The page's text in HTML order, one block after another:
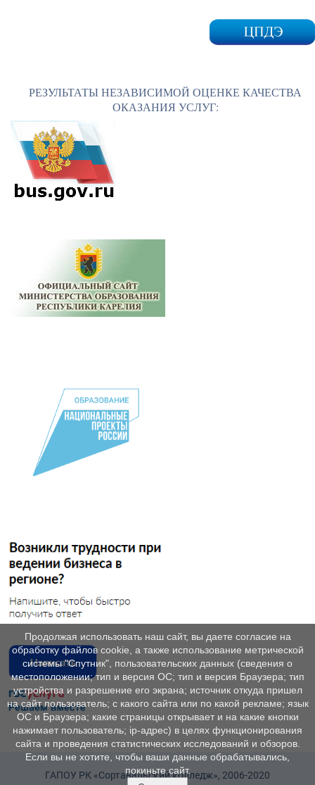
РЕЗУЛЬТАТЫ НЕЗАВИСИМОЙ ОЦЕНКЕ КАЧЕСТВА
ОКАЗАНИЯ УСЛУГ:
ГАПОУ РК «Сортавальский колледж», 2006-2020
Продолжая использовать наш сайт, вы даете согласие на
обработку файлов cookie, а также использование метрической
системы "Спутник", пользовательских данных (сведения о
местоположении; тип и версия ОС; тип и версия Браузера; тип
устройства и разрешение его экрана; источник откуда пришел
на сайт пользователь; с какого сайта или по какой рекламе; язык
ОС и Браузера; какие страницы открывает и на какие кнопки
нажимает пользователь; ip-адрес) в целях функционирования
сайта и проведения статистических исследований и обзоров.
Если вы не хотите, чтобы ваши данные обрабатывались,
покиньте сайт.